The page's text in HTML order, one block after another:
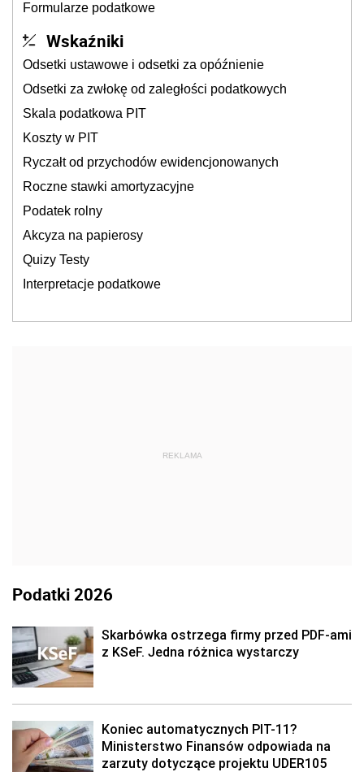
Formularze podatkowe
Wskaźniki
Odsetki ustawowe i odsetki za opóźnienie
Odsetki za zwłokę od zaległości podatkowych
Skala podatkowa PIT
Koszty w PIT
Ryczałt od przychodów ewidencjonowanych
Roczne stawki amortyzacyjne
Podatek rolny
Akcyza na papierosy
Quizy Testy
Interpretacje podatkowe
REKLAMA
Podatki 2026
Skarbówka ostrzega firmy przed PDF-ami
z KSeF. Jedna różnica wystarczy
Koniec automatycznych PIT-11?
Ministerstwo Finansów odpowiada na
zarzuty dotyczące projektu UDER105